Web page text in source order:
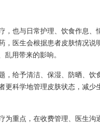
，也与日常护理、饮食作息
，医生会根据患者皮肤情况
用带来的影响。
，给予清洁、保湿、防晒、饮
更科学地管理皮肤状态，减少
为重点，在收费管理、医生沟